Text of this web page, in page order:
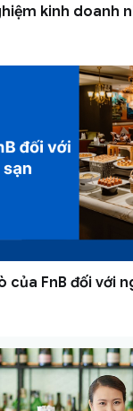
kinh doanh
của FnB đối với